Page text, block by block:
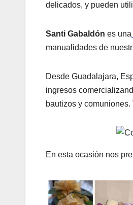
delicados, y pueden
Santi Gabaldón es una
manualidades de
Desde Guadalajara,
ingresos
bautizos y comuniones.
En esta ocasión nos